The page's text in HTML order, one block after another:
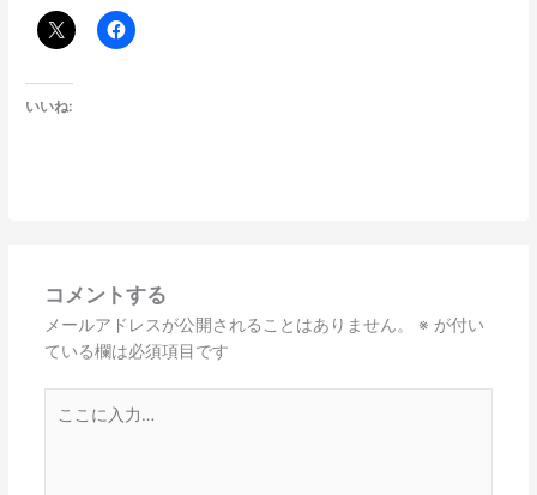
いいね:
コメントする
メールアドレスが公開されることはありません。 ※ が付い
ている欄は必須項目です